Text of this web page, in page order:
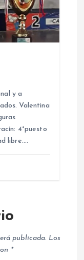
y a
Valentina
4°puesto
libre.…
publicada. Los
*